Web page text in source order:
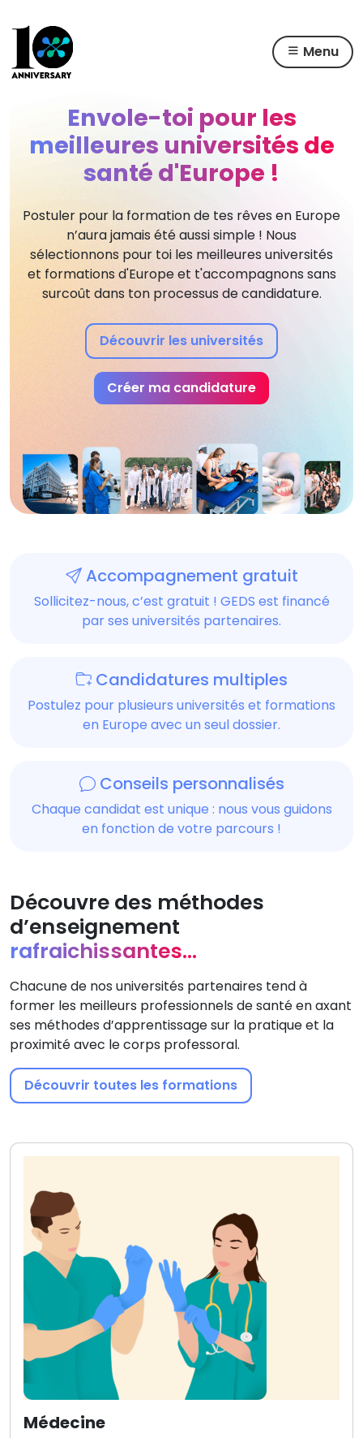
Skip
Menu
Envole-toi pour les
meilleures universités de
santé d'Europe !
Postuler pour la formation de tes rêves en Europe
n’aura jamais été aussi simple ! Nous
sélectionnons pour toi les meilleures universités
et formations d'Europe et t'accompagnons sans
surcoût dans ton processus de candidature.
Découvrir les universités
Créer ma candidature
Accompagnement gratuit
Sollicitez-nous, c’est gratuit ! GEDS est financé
par ses universités partenaires.
Candidatures multiples
Postulez pour plusieurs universités et formations
en Europe avec un seul dossier.
Conseils personnalisés
Chaque candidat est unique : nous vous guidons
en fonction de votre parcours !
Découvre des méthodes
d’enseignement
rafraichissantes...
Chacune de nos universités partenaires tend à
former les meilleurs professionnels de santé en axant
ses méthodes d’apprentissage sur la pratique et la
proximité avec le corps professoral.
Découvrir toutes les formations
Médecine